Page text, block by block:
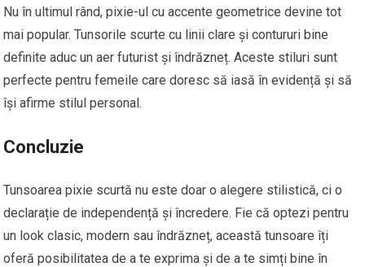
Nu în ultimul rând, pixie-ul cu accente geometrice devine tot
mai popular. Tunsorile scurte cu linii clare și contururi bine
definite aduc un aer futurist și îndrăzneț. Aceste stiluri sunt
perfecte pentru femeile care doresc să iasă în evidență și să
își afirme stilul personal.
Concluzie
Tunsoarea pixie scurtă nu este doar o alegere stilistică, ci o
declarație de independență și încredere. Fie că optezi pentru
un look clasic, modern sau îndrăzneț, această tunsoare îți
oferă posibilitatea de a te exprima și de a te simți bine în